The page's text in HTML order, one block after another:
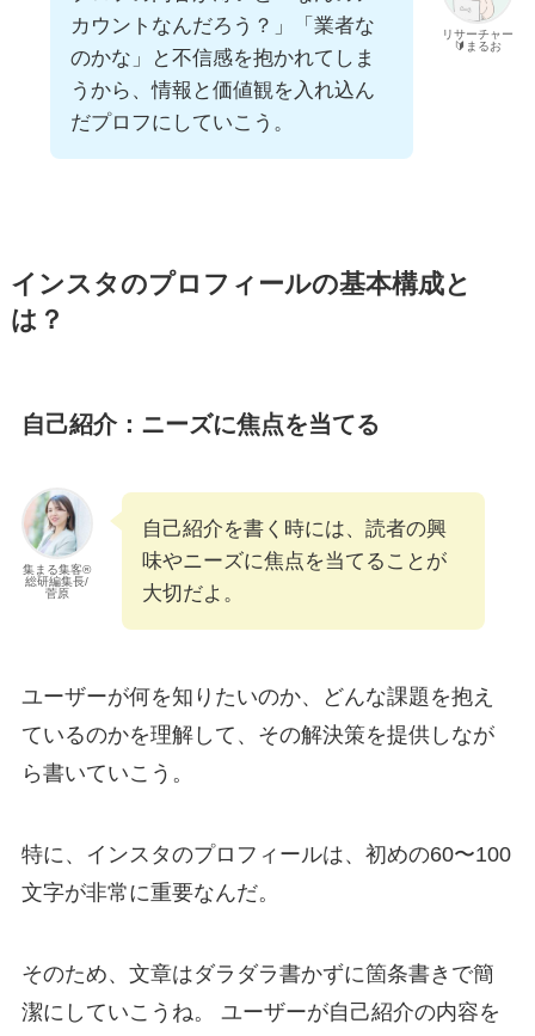
リサーチャー
🔰まるお
カウントなんだろう？」「業者な
のかな」と不信感を抱かれてしま
うから、情報と価値観を入れ込ん
だプロフにしていこう。
インスタのプロフィールの基本構成と
は？
自己紹介：ニーズに焦点を当てる
集まる集客®︎
総研編集長/
菅原
自己紹介を書く時には、読者の興
味やニーズに焦点を当てることが
大切だよ。
ユーザーが何を知りたいのか、どんな課題を抱え
ているのかを理解して、その解決策を提供しなが
ら書いていこう。
特に、インスタのプロフィールは、初めの60〜100
文字が非常に重要なんだ。
そのため、文章はダラダラ書かずに箇条書きで簡
潔にしていこうね。 ユーザーが自己紹介の内容を